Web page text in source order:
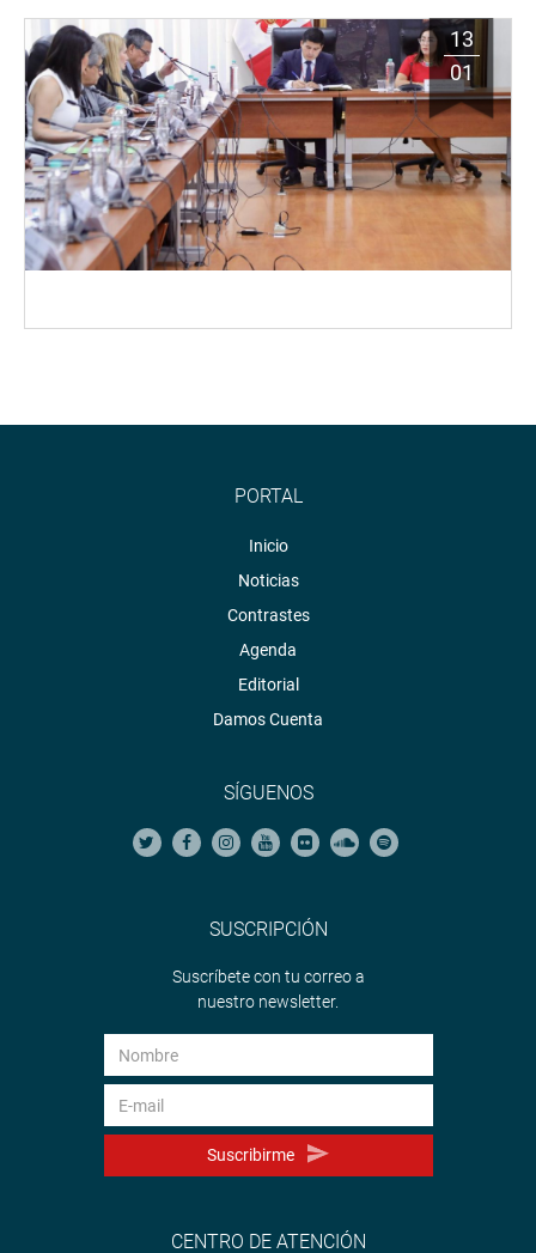
13
01
PORTAL
Inicio
Noticias
Contrastes
Agenda
Editorial
Damos Cuenta
SÍGUENOS
SUSCRIPCIÓN
Suscríbete con tu correo a
nuestro newsletter.
Suscribirme
CENTRO DE ATENCIÓN